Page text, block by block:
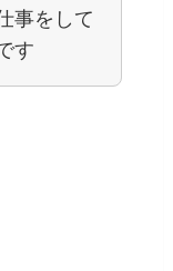
事をして
す